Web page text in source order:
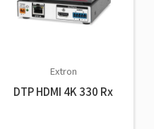
Extron
DTP HDMI 4K 330 Rx